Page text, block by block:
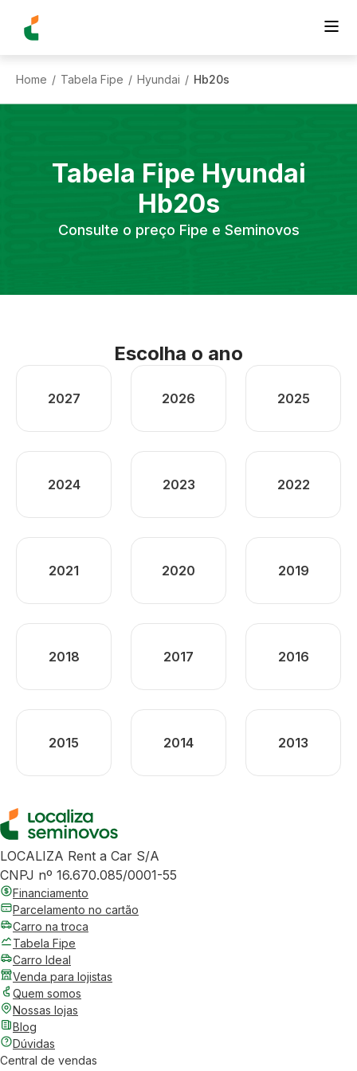
Home / Tabela Fipe / Hyundai / Hb20s
Tabela Fipe Hyundai
Hb20s
Consulte o preço Fipe e Seminovos
Escolha o ano
2027 2026 2025
2024 2023 2022
2021 2020 2019
2018 2017 2016
2015 2014 2013
LOCALIZA Rent a Car S/A
CNPJ nº 16.670.085/0001-55
Financiamento
Parcelamento no cartão
Carro na troca
Tabela Fipe
Carro Ideal
Venda para lojistas
Quem somos
Nossas lojas
Blog
Dúvidas
Central de vendas